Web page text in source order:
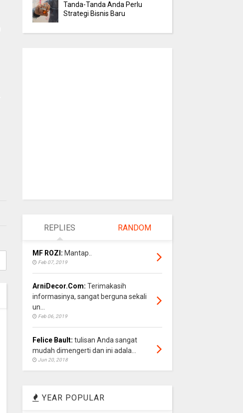
Tanda-Tanda Anda Perlu
Strategi Bisnis Baru
REPLIES RANDOM
MF ROZI: Mantap..
Feb 07, 2019
ArniDecor.Com: Terimakasih
informasinya, sangat berguna sekali
un...
Feb 06, 2019
Felice Bault: tulisan Anda sangat
mudah dimengerti dan ini adala...
Jun 20, 2018
YEAR POPULAR